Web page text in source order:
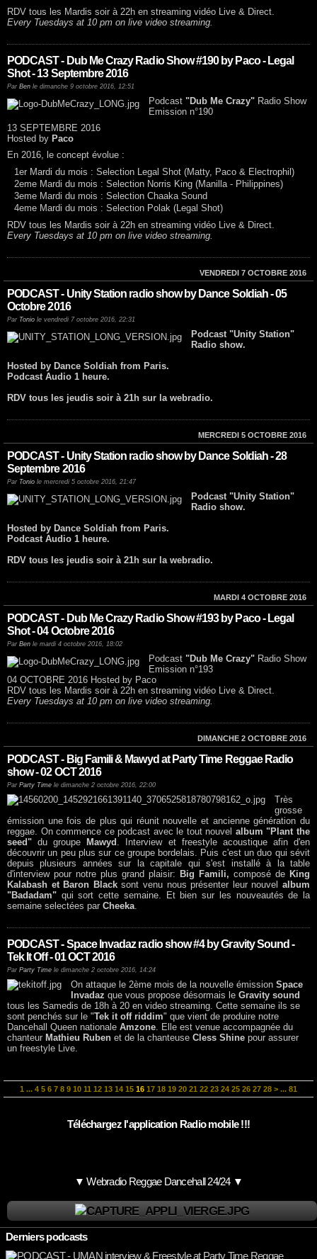
RDV tous les Mardis soir à 22h en streaming vidéo Live & Direct.
Every Tuesdays at 10 pm on live video streaming.
PODCAST - Dub Me Crazy Radio Show #190 by Paco - Legal
Shot - 13 Septembre 2016
Par Ben le dimanche 9 octobre 2016, 12:51
Podcast "Dub Me Crazy" Radio Show
Emission n°190
13 SEPTEMBRE 2016
Hosted by Paco
En 2016, le concept évolue :
1er Mardi du mois : Selection Legal Shot (Matty, Paco & Electrophil)
2eme Mardi du mois : Selection Norris King (Manilla - Philippines)
3eme Mardi du mois : Selection Chaaka Sound
4eme Mardi du mois : Selection Polak (Legal Shot)
RDV tous les Mardis soir à 22h en streaming vidéo Live & Direct.
Every Tuesdays at 10 pm on live video streaming.
VENDREDI 7 OCTOBRE 2016
PODCAST - Unity Station radio show by Dance Soldiah - 05
Octobre 2016
Par Tonio le vendredi 7 octobre 2016, 22:31
Podcast "Unity Station"
Radio show.
Hosted by Dance Soldiah from Paris.
Podcast Audio 1 heure.
RDV tous les jeudis soir à 21h sur la webradio.
MERCREDI 5 OCTOBRE 2016
PODCAST - Unity Station radio show by Dance Soldiah - 28
Septembre 2016
Par Tonio le mercredi 5 octobre 2016, 21:47
Podcast "Unity Station"
Radio show.
Hosted by Dance Soldiah from Paris.
Podcast Audio 1 heure.
RDV tous les jeudis soir à 21h sur la webradio.
MARDI 4 OCTOBRE 2016
PODCAST - Dub Me Crazy Radio Show #193 by Paco - Legal
Shot - 04 Octobre 2016
Par Ben le mardi 4 octobre 2016, 18:02
Podcast "Dub Me Crazy" Radio Show
Emission n°193
04 OCTOBRE 2016 Hosted by Paco
RDV tous les Mardis soir à 22h en streaming vidéo Live & Direct.
Every Tuesdays at 10 pm on live video streaming.
DIMANCHE 2 OCTOBRE 2016
PODCAST - Big Famili & Mawyd at Party Time Reggae Radio
show - 02 OCT 2016
Par Party Time le dimanche 2 octobre 2016, 22:00
Très
grosse
émission une fois de plus qui réunit nouvelle et ancienne génération du
reggae. On commence ce podcast avec le tout nouvel album "Plant the
seed" du groupe Mawyd . Interview et freestyle acoustique afin d'en
découvrir un peu plus sur ce groupe bordelais. Puis c'est un duo qui sévit
depuis plusieurs années sur la capitale qui s'est installé à la table
d'interview pour notre plus grand plaisir: Big Famili, composé de King
Kalabash et Baron Blacksont venu nous présenter leur nouvelalbum
"Badadam" qui sort cette semaine. Et bien sur les nouveautés de la
semaine selectées par Cheeka.
PODCAST - Space Invadaz radio show #4 by Gravity Sound -
Tek It Off - 01 OCT 2016
Par Party Time le dimanche 2 octobre 2016, 14:24
On attaque le 2ème mois de la nouvelle émissionSpace
Invadazque vous propose désormais leGravity sound
tous les Samedis de 18h à 20 en video streaming. Cette semaine ils se
sont penchés sur le "Tek it off riddim" que vient de produire notre
Dancehall Queen nationale Amzone. Elle est venue accompagnée du
chanteur Mathieu Ruben et de la chanteuse Cless Shine pour assurer
un freestyle Live.
1 ... 4 5 6 7 8 9 10 11 12 13 14 15 16 17 18 19 20 21 22 23 24 25 26 27 28 > ... 81
Téléchargez l'application Radio mobile !!!
▼ Webradio Reggae Dancehall 24/24 ▼
Derniers podcasts